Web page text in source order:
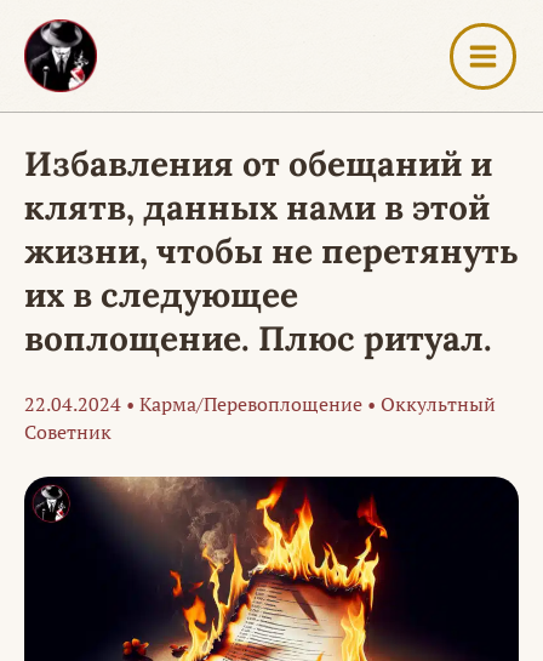
Перейти
содержимому
Избавления от обещаний и
клятв, данных нами в этой
жизни, чтобы не перетянуть
их в следующее
воплощение. Плюс ритуал.
22.04.2024 • Карма/Перевоплощение • Оккультный
Советник